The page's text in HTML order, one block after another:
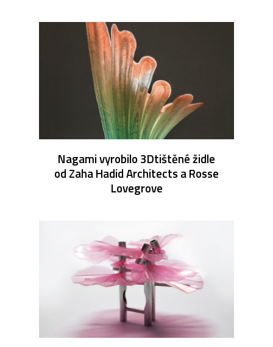
Nagami vyrobilo 3Dtištěné židle
od Zaha Hadid Architects a Rosse
Lovegrove